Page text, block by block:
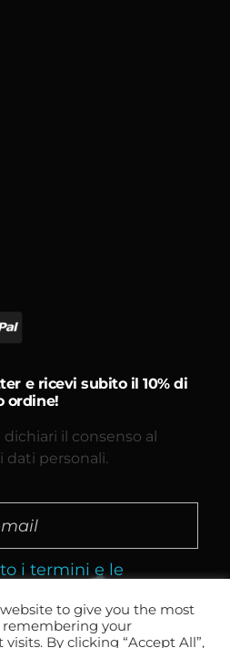
e ricevi subito il 10% di
ordine!
il consenso al
personali.
i termini e le
to give you the most
remembering your
By clicking “Accept All”,